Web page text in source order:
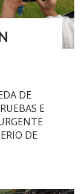
DE
E
DE